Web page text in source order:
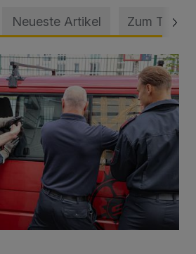
Neueste Artikel Zum Thema
aus verschlossenem VW Bulli